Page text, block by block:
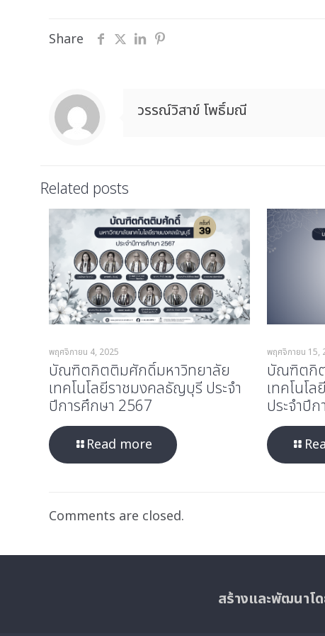
Share
วรรณ์วิสาข์ โพธิ์มณี
Related posts
พฤศจิกายน 4, 2025
บัณฑิตกิตติมศักดิ์มหาวิทยาลัย
เทคโนโลยีราชมงคลธัญบุรี ประจำ
ปีการศึกษา 2567
Read more
พฤศจิกายน 15,
บัณฑิตกิ
เทคโนโ
ประจำปี
Comments are closed.
สร้างและพัฒนาโ